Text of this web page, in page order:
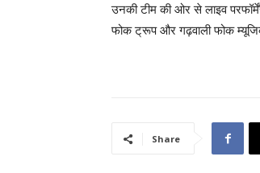
उनकी टीम की ओर से लाइव
फोक ट्रूप और गढ़वाली फोक
Share